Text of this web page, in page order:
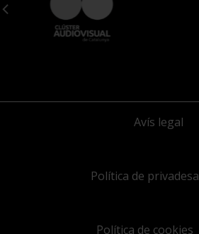
Avís legal
Política de privadesa
Política de cookies